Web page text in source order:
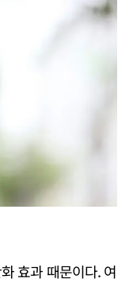
효과 때문이다. 여